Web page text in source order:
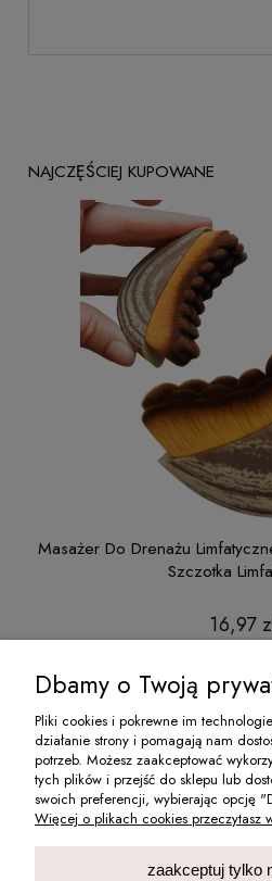
NAJCZĘŚCIEJ KUPOWANE
Masażer Do Drenażu
Szczotka
16,97
O NAS
MOJE
Dbamy o Twoją
Pliki cookies i pokrewne im
działanie strony i pomagają nam
potrzeb. Możesz zaakceptować
tych plików i przejść do sklepu lub
swoich preferencji, wybierając opcję
Więcej o plikach cookies przeczytasz
zaakceptuj tylko